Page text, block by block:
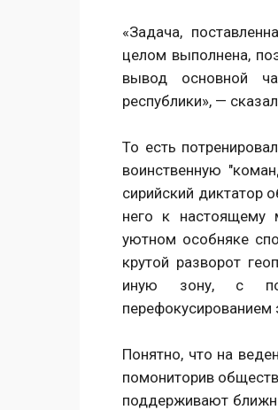
«Задача,
целом выполнена,
вывод основной
республики», —
То есть
воинственную
сирийский диктатор
него к настоящему
уютном особняке
крутой разворот
иную зону, с
перефокусированием
Понятно, что на
помониторив
поддерживают